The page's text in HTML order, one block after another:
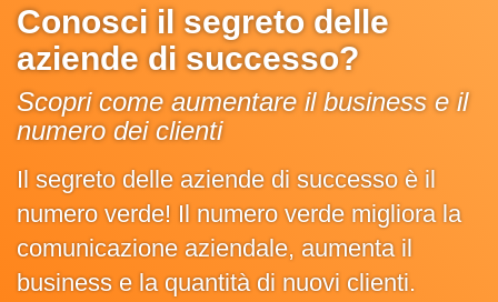
Conosci il segreto delle
aziende di successo?
Scopri come aumentare il business e il
numero dei clienti
Il segreto delle aziende di successo è il
numero verde! Il numero verde migliora la
comunicazione aziendale, aumenta il
business e la quantità di nuovi clienti.